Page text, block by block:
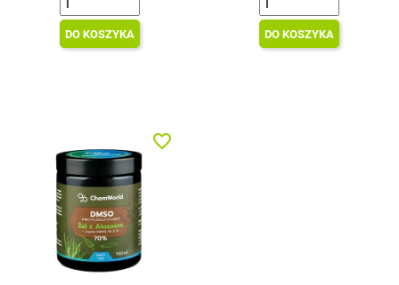
DO KOSZYKA DO KOSZYKA
favorite_border